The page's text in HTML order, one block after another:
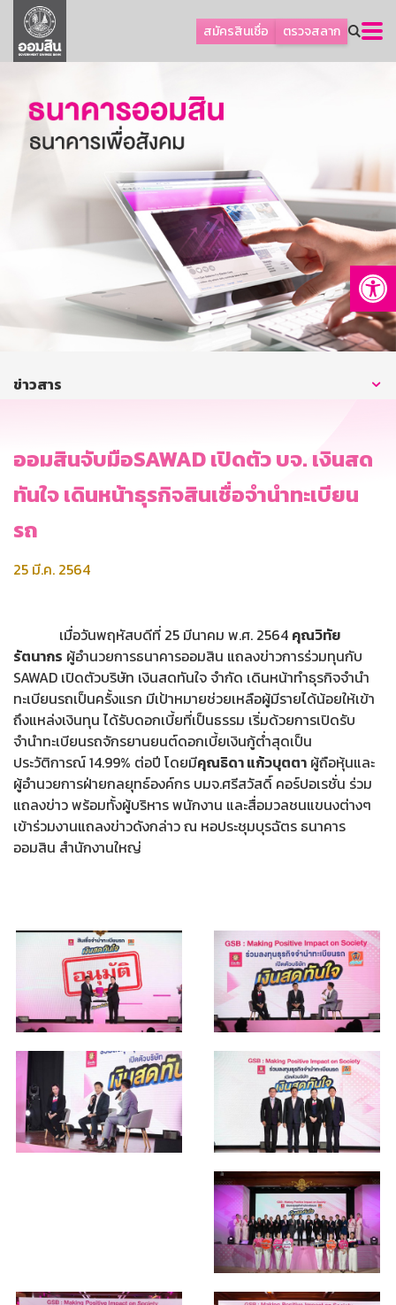
สมัครสินเชื่อ ตรวจสลาก
ลูกค้าธุรกิจ
ลูกค้าผู้ประกอบรายย่อย
ออมเพื่อสุข
เกี่ยวกับธนาคาร
การพัฒนาที่ยั่งยืน
บริการทางการเงิน
ติดต่อเรา
บริการออนไลน์
ข่าวสาร
ออมสินจับมือSAWAD เปิดตัว บจ. เงินสด
ทันใจ เดินหน้าธุรกิจสินเชื่อจำนำทะเบียน
รถ
25 มี.ค. 2564
เมื่อวันพฤหัสบดีที่ 25 มีนาคม พ.ศ. 2564 คุณวิทัย
รัตนากร ผู้อำนวยการธนาคารออมสิน แถลงข่าวการร่วมทุนกับ
SAWAD เปิดตัวบริษัท เงินสดทันใจ จำกัด เดินหน้าทำธุรกิจจำนำ
ทะเบียนรถเป็นครั้งแรก มีเป้าหมายช่วยเหลือผู้มีรายได้น้อยให้เข้า
ถึงแหล่งเงินทุน ได้รับดอกเบี้ยที่เป็นธรรม เริ่มด้วยการเปิดรับ
จำนำทะเบียนรถจักรยานยนต์ดอกเบี้ยเงินกู้ต่ำสุดเป็น
ประวัติการณ์ 14.99% ต่อปี โดยมีคุณธิดา แก้วบุตตา ผู้ถือหุ้นและ
ผู้อำนวยการฝ่ายกลยุทธ์องค์กร บมจ.ศรีสวัสดิ์ คอร์ปอเรชั่น ร่วม
แถลงข่าว พร้อมทั้งผู้บริหาร พนักงาน และสื่อมวลชนแขนงต่างๆ
เข้าร่วมงานแถลงข่าวดังกล่าว ณ หอประชุมบุรฉัตร ธนาคาร
ออมสิน สำนักงานใหญ่